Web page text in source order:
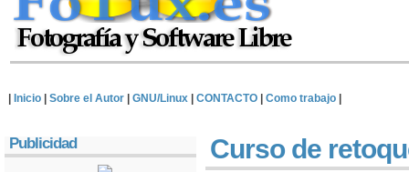
Inicio Sobre el Autor GNU/Linux CONTACTO Como trabajo
Curso de
Publicidad